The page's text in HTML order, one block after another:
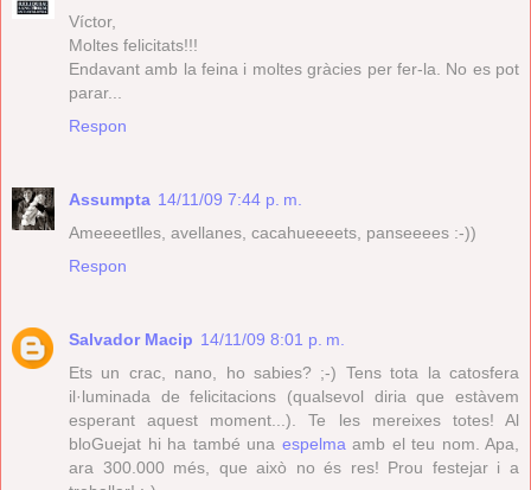
Víctor,
Moltes felicitats!!!
Endavant amb la feina i moltes gràcies per fer-la. No es pot
parar...
Respon
Assumpta 14/11/09 7:44 p. m.
Ameeeetlles, avellanes, cacahueeeets, panseeees :-))
Respon
Salvador Macip 14/11/09 8:01 p. m.
Ets un crac, nano, ho sabies? ;-) Tens tota la catosfera
il·luminada de felicitacions (qualsevol diria que estàvem
esperant aquest moment...). Te les mereixes totes! Al
bloGuejat hi ha també una espelmaamb el teu nom. Apa,
ara 300.000 més, que això no és res! Prou festejar i a